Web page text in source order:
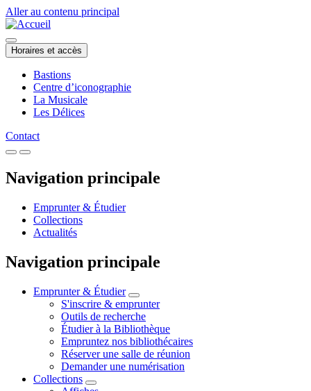
Aller au contenu principal
Horaires et accès
Bastions
Centre d’iconographie
La Musicale
Les Délices
Contact
Navigation principale
Emprunter & Étudier
Collections
Actualités
Navigation principale
Emprunter & Étudier
S'inscrire & emprunter
Outils de recherche
Étudier à la Bibliothèque
Empruntez nos bibliothécaires
Réserver une salle de réunion
Demander une numérisation
Collections